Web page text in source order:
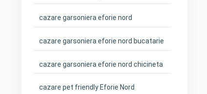
cazare garsoniera eforie nord
cazare garsoniera eforie nord bucatarie
cazare garsoniera eforie nord chicineta
cazare pet friendly Eforie Nord